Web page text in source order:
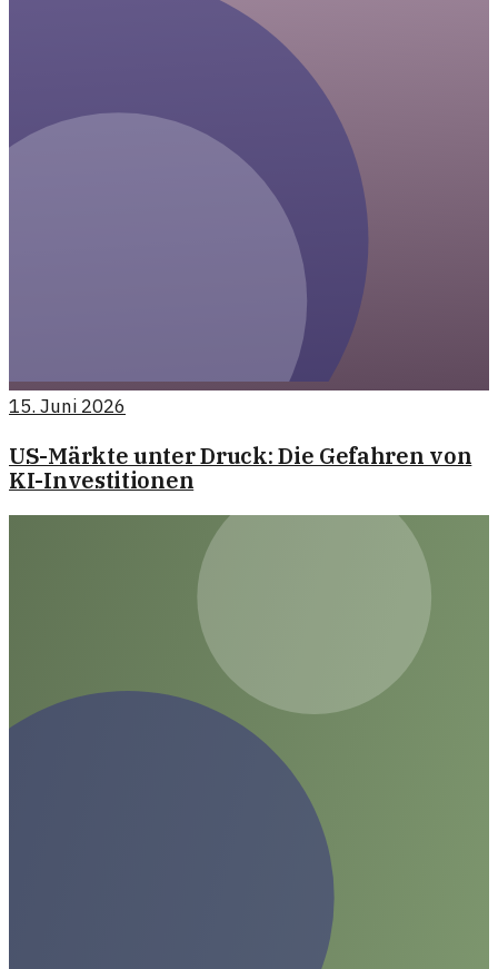
15. Juni 2026
US-Märkte unter Druck: Die Gefahren von
KI-Investitionen